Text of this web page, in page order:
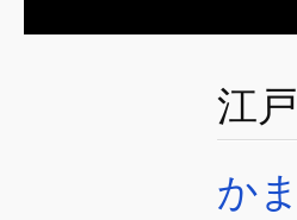
江
か